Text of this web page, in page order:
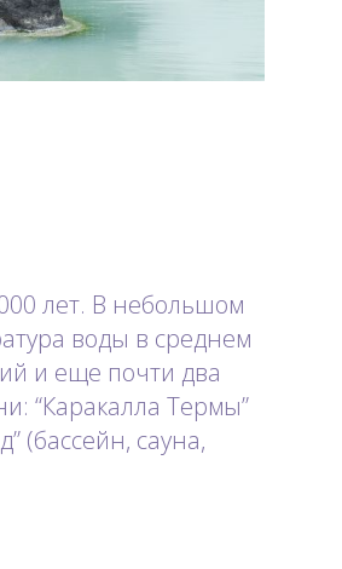
лет. В небольшом
воды в среднем
и еще почти два
“Каракалла Термы”
(бассейн, сауна,